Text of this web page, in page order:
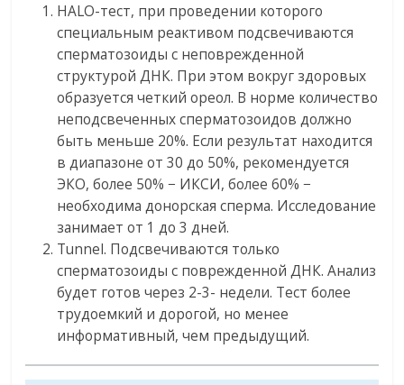
HALO-тест, при проведении которого
специальным реактивом подсвечиваются
сперматозоиды с неповрежденной
структурой ДНК. При этом вокруг здоровых
образуется четкий ореол. В норме количество
неподсвеченных сперматозоидов должно
быть меньше 20%. Если результат находится
в диапазоне от 30 до 50%, рекомендуется
ЭКО, более 50% − ИКСИ, более 60% −
необходима донорская сперма. Исследование
занимает от 1 до 3 дней.
Tunnel. Подсвечиваются только
сперматозоиды с поврежденной ДНК. Анализ
будет готов через 2-3- недели. Тест более
трудоемкий и дорогой, но менее
информативный, чем предыдущий.